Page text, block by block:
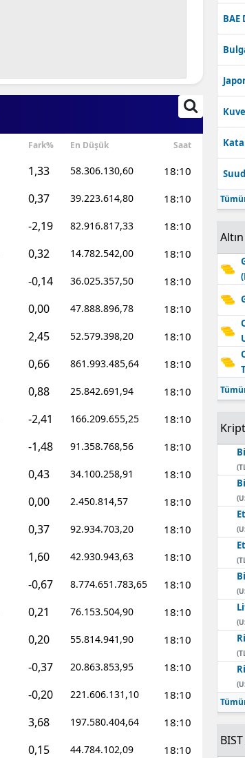
Fark% En Düşük Saat
1,33 58.306.130,60 18:10
0,37 39.223.614,80 18:10
-2,19 82.916.817,33 18:10
0,32 14.782.542,00 18:10
-0,14 36.025.357,50 18:10
0,00 47.888.896,78 18:10
2,45 52.579.398,20 18:10
0,66 861.993.485,64 18:10
0,88 25.842.691,94 18:10
-2,41 166.209.655,25 18:10
-1,48 91.358.768,56 18:10
0,43 34.100.258,91 18:10
0,00 2.450.814,57 18:10
0,37 92.934.703,20 18:10
1,60 42.930.943,63 18:10
-0,67 8.774.651.783,65 18:10
0,21 76.153.504,90 18:10
0,20 55.814.941,90 18:10
-0,37 20.863.853,95 18:10
-0,20 221.606.131,10 18:10
3,68 197.580.404,64 18:10
0,15 44.784.102,09 18:10
Altın